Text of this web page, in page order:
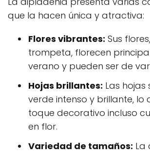
que la hacen única y atractiva:
Flores vibrantes: Sus
trompeta, florecen
verano y pueden ser de
Hojas brillantes: Las hojas
verde intenso y brillante, lo
toque decorativo incluso
en flor.
Variedad de tamaños: La